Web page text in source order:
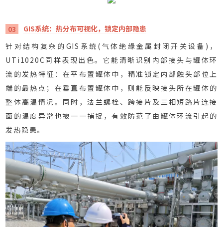
03
GIS系统：热分布可视化，锁定内部隐患
针对结构复杂的GIS系统(气体绝缘金属封闭开关设备)，
UTi1020C同样表现出色。它能清晰识别内部接头与罐体环
流的发热特征：在平布置罐体中，精准锁定内部触头部位上
端的最热点；在垂直布置罐体中，则能反映接头所在罐体的
整体高温情况。同时，法兰螺栓、跨接片及三相短路片连接
面的温度异常也被一一捕捉，有效防范了由罐体环流引起的
发热隐患。